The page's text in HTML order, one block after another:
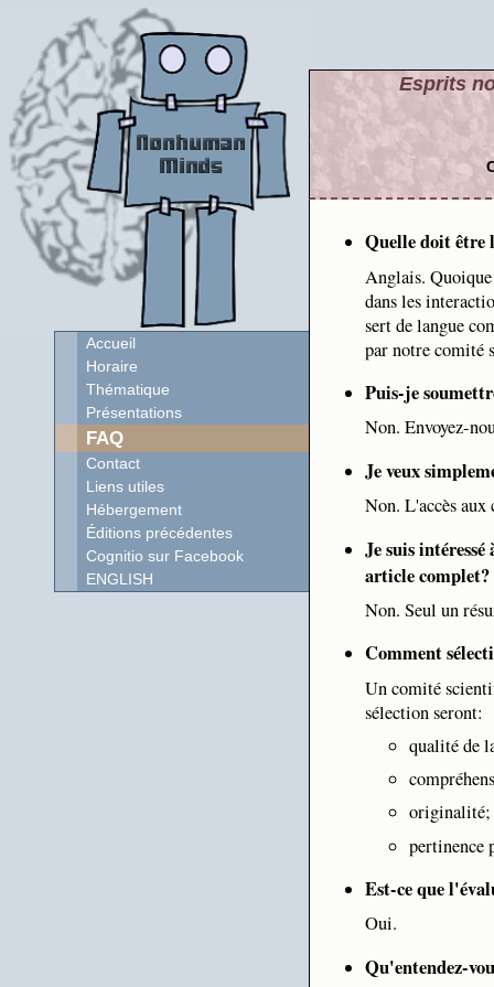
Esprits
Quelle doit être
Anglais.
dans les
sert de langue
par notre comité
Puis-je
Non. Envoyez-
Je veux
Non. L'accès
Je suis
article complet?
Non. Seul un
Comment
Un comité
sélection seront:
qualité de
originalité;
pertinence
Est-ce que
Oui.
Qu'entendez-
Accueil
Horaire
Thématique
Présentations
FAQ
Contact
Liens utiles
Hébergement
Éditions précédentes
Cognitio sur Facebook
ENGLISH